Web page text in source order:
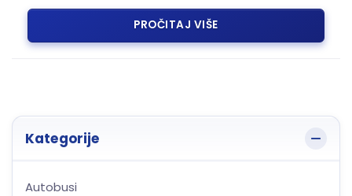
PROČITAJ VIŠE
Kategorije
Autobusi